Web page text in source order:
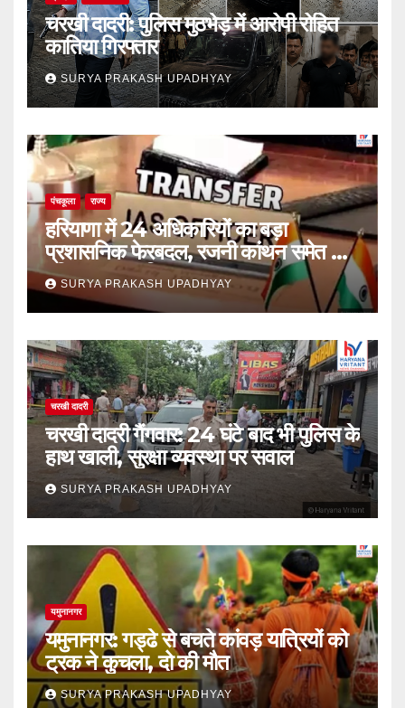
चरखी दादरी: पुलिस मुठभेड़ में आरोपी रोहित
कातिया गिरफ्तार
SURYA PRAKASH UPADHYAY
पंचकूला राज्य
हरियाणा में 24 अधिकारियों का बड़ा
प्रशासनिक फेरबदल, रजनी कांथन समेत कई
वरिष्ठ IAS शामिल
SURYA PRAKASH UPADHYAY
चरखी दादरी
चरखी दादरी गैंगवार: 24 घंटे बाद भी पुलिस के
हाथ खाली, सुरक्षा व्यवस्था पर सवाल
SURYA PRAKASH UPADHYAY
यमुनानगर
यमुनानगर: गड्ढे से बचते कांवड़ यात्रियों को
ट्रक ने कुचला, दो की मौत
SURYA PRAKASH UPADHYAY